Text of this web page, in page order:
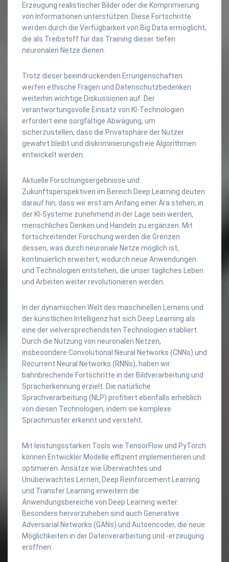
Erzeugung realistischer Bilder oder die Komprimierung
von Informationen unterstützen. Diese Fortschritte
werden durch die Verfügbarkeit von Big Data ermöglicht,
die als Treibstoff für das Training dieser tiefen
neuronalen Netze dienen.
Trotz dieser beeindruckenden Errungenschaften
werfen ethische Fragen und Datenschutzbedenken
weiterhin wichtige Diskussionen auf. Der
verantwortungsvolle Einsatz von KI-Technologien
erfordert eine sorgfältige Abwägung, um
sicherzustellen, dass die Privatsphäre der Nutzer
gewahrt bleibt und diskriminierungsfreie Algorithmen
entwickelt werden.
Aktuelle Forschungsergebnisse und
Zukunftsperspektiven im Bereich Deep Learning deuten
darauf hin, dass wir erst am Anfang einer Ära stehen, in
der KI-Systeme zunehmend in der Lage sein werden,
menschliches Denken und Handeln zu ergänzen. Mit
fortschreitender Forschung werden die Grenzen
dessen, was durch neuronale Netze möglich ist,
kontinuierlich erweitert, wodurch neue Anwendungen
und Technologien entstehen, die unser tägliches Leben
und Arbeiten weiter revolutionieren werden.
In der dynamischen Welt des maschinellen Lernens und
der künstlichen Intelligenz hat sich Deep Learning als
eine der vielversprechendsten Technologien etabliert.
Durch die Nutzung von neuronalen Netzen,
insbesondere Convolutional Neural Networks (CNNs) und
Recurrent Neural Networks (RNNs), haben wir
bahnbrechende Fortschritte in der Bildverarbeitung und
Spracherkennung erzielt. Die natürliche
Sprachverarbeitung (NLP) profitiert ebenfalls erheblich
von diesen Technologien, indem sie komplexe
Sprachmuster erkennt und versteht.
Mit leistungsstarken Tools wie TensorFlow und PyTorch
können Entwickler Modelle effizient implementieren und
optimieren. Ansätze wie Überwachtes und
Unüberwachtes Lernen, Deep Reinforcement Learning
und Transfer Learning erweitern die
Anwendungsbereiche von Deep Learning weiter.
Besonders hervorzuheben sind auch Generative
Adversarial Networks (GANs) und Autoencoder, die neue
Möglichkeiten in der Datenverarbeitung und -erzeugung
eröffnen.